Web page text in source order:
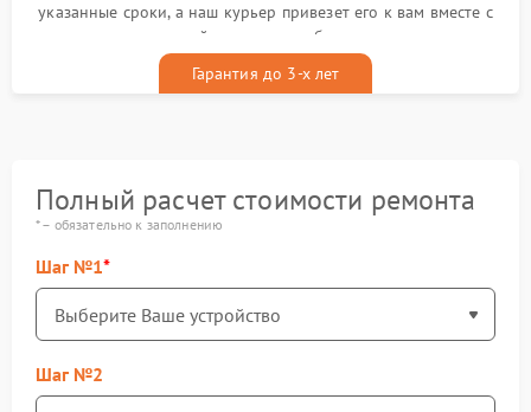
указанные сроки, а наш курьер привезет его к вам вместе с
гарантийным талоном бесплатно
Гарантия до 3-х лет
Полный расчет стоимости ремонта
* – обязательно к заполнению
Шаг №1
Шаг №2